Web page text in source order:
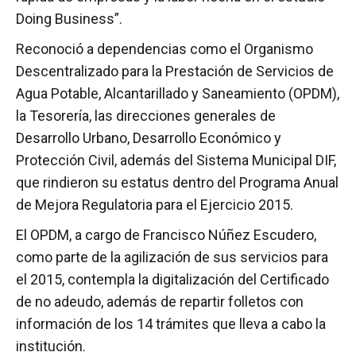
Doing Business”.
Reconoció a dependencias como el Organismo
Descentralizado para la Prestación de Servicios de
Agua Potable, Alcantarillado y Saneamiento (OPDM),
la Tesorería, las direcciones generales de
Desarrollo Urbano, Desarrollo Económico y
Protección Civil, además del Sistema Municipal DIF,
que rindieron su estatus dentro del Programa Anual
de Mejora Regulatoria para el Ejercicio 2015.
El OPDM, a cargo de Francisco Núñez Escudero,
como parte de la agilización de sus servicios para
el 2015, contempla la digitalización del Certificado
de no adeudo, además de repartir folletos con
información de los 14 trámites que lleva a cabo la
institución.